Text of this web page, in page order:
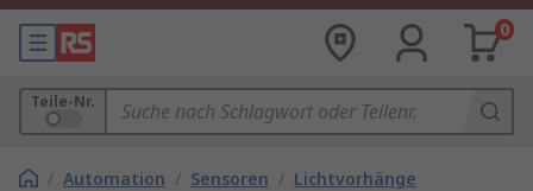
0
Teile-Nr.
/ Automation / Sensoren / Lichtvorhänge